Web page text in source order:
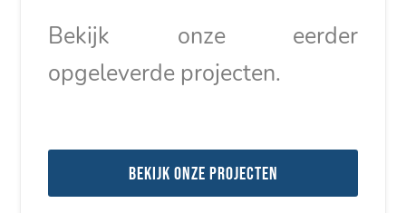
Bekijk onze eerder
opgeleverde projecten.
Bekijk onze projecten